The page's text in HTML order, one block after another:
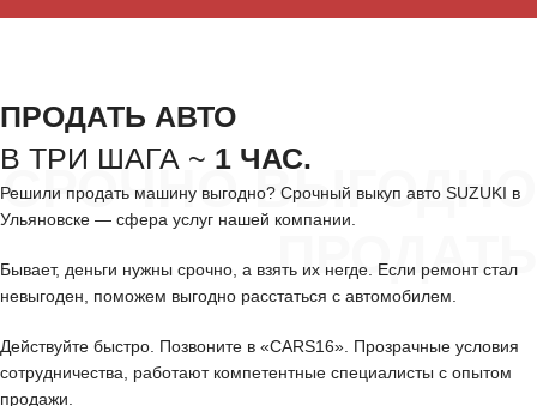
СРОЧНО ВЫГОДНО
ПРОДАТЬ
ПРОДАТЬ АВТО
В ТРИ ШАГА ~ 1 ЧАС.
Решили продать машину выгодно? Срочный выкуп авто SUZUKI в
Ульяновске — сфера услуг нашей компании.
Бывает, деньги нужны срочно, а взять их негде. Если ремонт стал
невыгоден, поможем выгодно расстаться с автомобилем.
Действуйте быстро. Позвоните в «CARS16». Прозрачные условия
сотрудничества, работают компетентные специалисты с опытом
продажи.